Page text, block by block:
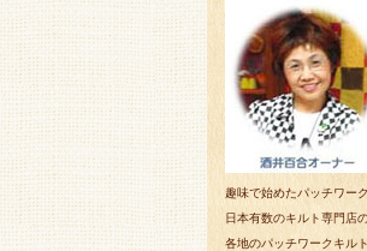
趣味で始めたパッチワー
日本有数のキルト専門店
各地のパッチワークキル